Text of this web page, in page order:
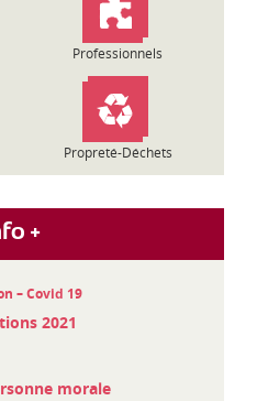
Professionnels
Propreté-Déchets
+
– Covid 19
2021
morale